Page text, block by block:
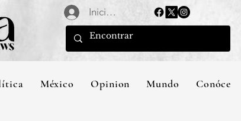
Iniciar sesión
México Opinion Mundo Conócenos